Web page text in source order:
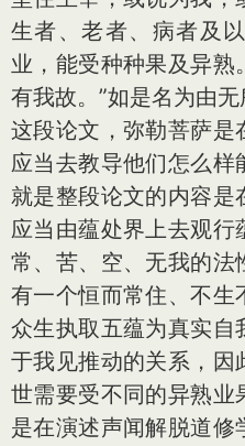
生者、老者、病者及
业，能受种种果及异
有我故。”如是名为由无
这段论文，弥勒菩萨是
应当去教导他们怎么
就是整段论文的内容是
应当由蕴处界上去观
常、苦、空、无我的法
有一个恒而常住、不生
众生执取五蕴为真实自
于我见推动的关系，因
世需要受不同的异熟业
是在演述声闻解脱道修